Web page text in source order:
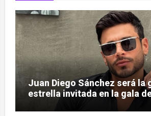
Juan Diego Sánchez será la
estrella invitada en la gala